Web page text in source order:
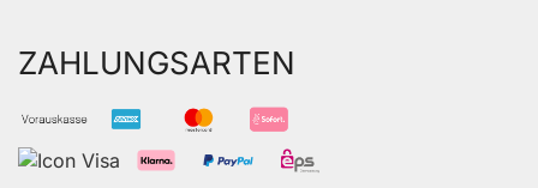
ZAHLUNGSARTEN